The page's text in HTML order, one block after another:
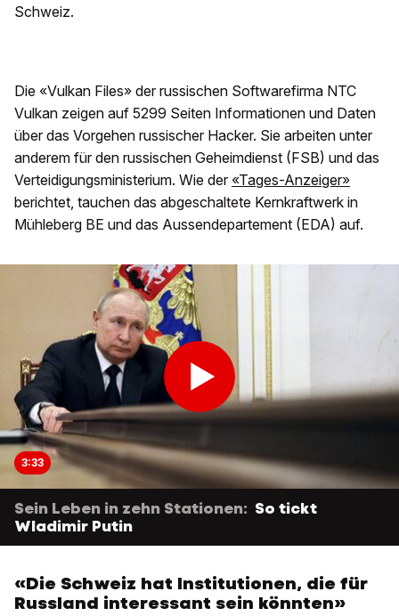
Schweiz.
Die «Vulkan Files» der russischen Softwarefirma NTC
Vulkan zeigen auf 5299 Seiten Informationen und Daten
über das Vorgehen russischer Hacker. Sie arbeiten unter
anderem für den russischen Geheimdienst (FSB) und das
Verteidigungsministerium. Wie der «Tages-Anzeiger»
berichtet, tauchen das abgeschaltete Kernkraftwerk in
Mühleberg BE und das Aussendepartement (EDA) auf.
3:33
Sein Leben in zehn Stationen: So tickt
Wladimir Putin
«Die Schweiz hat Institutionen, die für
Russland interessant sein könnten»